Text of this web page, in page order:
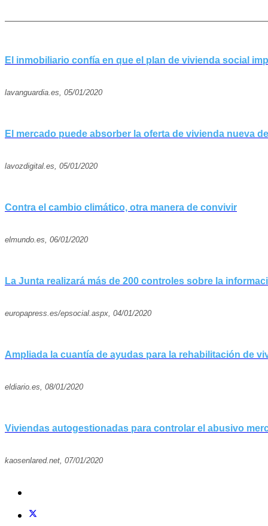
El inmobiliario confía en que el plan de vivienda social
lavanguardia.es, 05/01/2020
El mercado puede absorber la oferta de vivienda nueva
lavozdigital.es, 05/01/2020
Contra el cambio climático, otra manera de convivir
elmundo.es, 06/01/2020
La Junta realizará más de 200 controles sobre la
europapress.es/epsocial.aspx, 04/01/2020
Ampliada la cuantía de ayudas para la rehabilitación de
eldiario.es, 08/01/2020
Viviendas autogestionadas para controlar el abusivo
kaosenlared.net, 07/01/2020